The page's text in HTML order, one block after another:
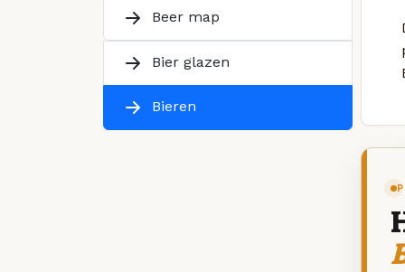
Beer map
Bier glazen
Bieren